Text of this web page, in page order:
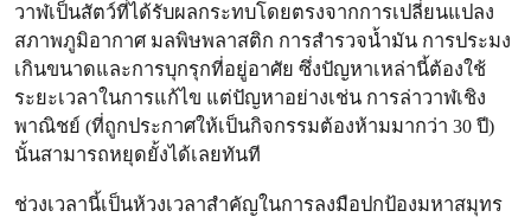
วาฬเป็นสัตว์ที่ได้รับผลกระทบโดยตรงจากการเปลี่ยนแปลง
สภาพภูมิอากาศ มลพิษพลาสติก การสำรวจน้ำมัน การประมง
เกินขนาดและการบุกรุกที่อยู่อาศัย ซึ่งปัญหาเหล่านี้ต้องใช้
ระยะเวลาในการแก้ไข แต่ปัญหาอย่างเช่น การล่าวาฬเชิง
พาณิชย์ (ที่ถูกประกาศให้เป็นกิจกรรมต้องห้ามมากว่า 30 ปี)
นั้นสามารถหยุดยั้งได้เลยทันที
ช่วงเวลานี้เป็นห้วงเวลาสำคัญในการลงมือปกป้องมหาสมุทร